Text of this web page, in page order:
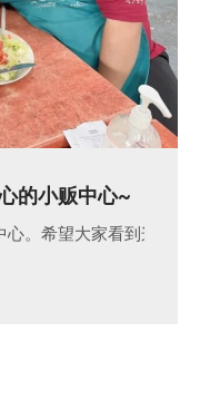
的小贩中心~
。希望大家看到这篇